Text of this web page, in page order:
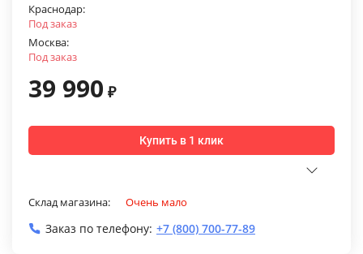
Краснодар:
Под заказ
Москва:
Под заказ
39 990 ₽
Купить в 1 клик
Склад магазина: Очень мало
Заказ по телефону: +7 (800) 700-77-89